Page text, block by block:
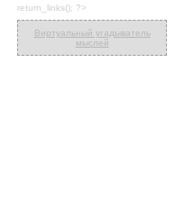
return_links(); ?>
Виртуальный угадыватель
мыслей